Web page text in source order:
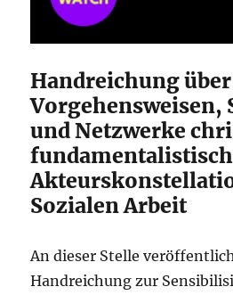
Handreichung über
Vorgehensweisen,
und Netzwerke
Sozialen Arbeit
An dieser Stelle
Handreichung zur